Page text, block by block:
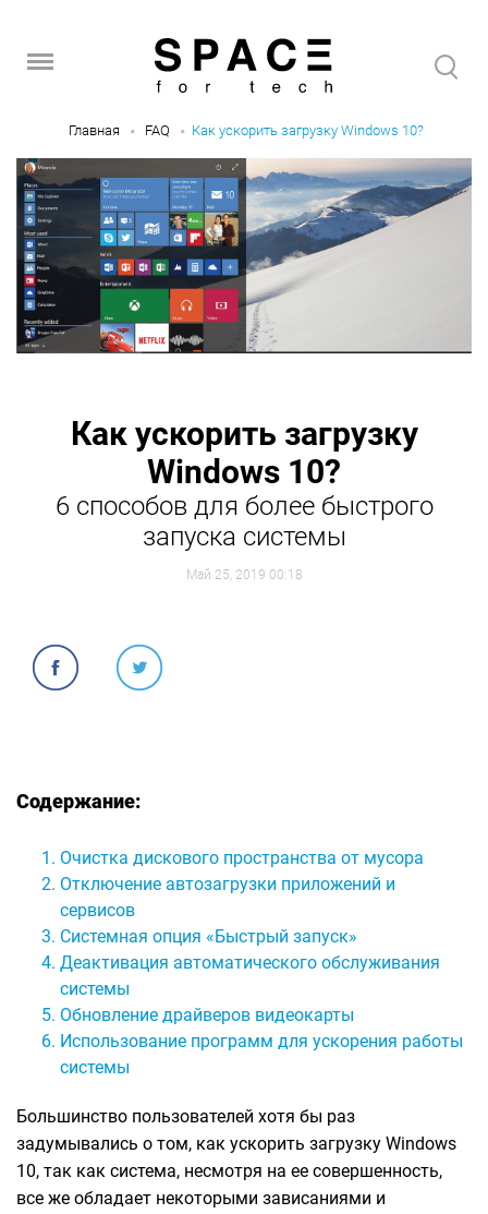
Главная FAQ Как ускорить загрузку Windows 10?
Как ускорить загрузку
Windows 10?
6 способов для более быстрого
запуска системы
Май 25, 2019 00:18
Содержание:
Очистка дискового пространства от мусора
Отключение автозагрузки приложений и
сервисов
Системная опция «Быстрый запуск»
Деактивация автоматического обслуживания
системы
Обновление драйверов видеокарты
Использование программ для ускорения работы
системы
Большинство пользователей хотя бы раз
задумывались о том, как ускорить загрузку Windows
10, так как система, несмотря на ее совершенность,
все же обладает некоторыми зависаниями и